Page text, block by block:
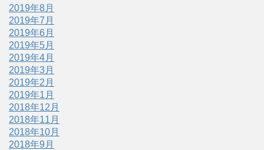
2019年8月
2019年7月
2019年6月
2019年5月
2019年4月
2019年3月
2019年2月
2019年1月
2018年12月
2018年11月
2018年10月
2018年9月